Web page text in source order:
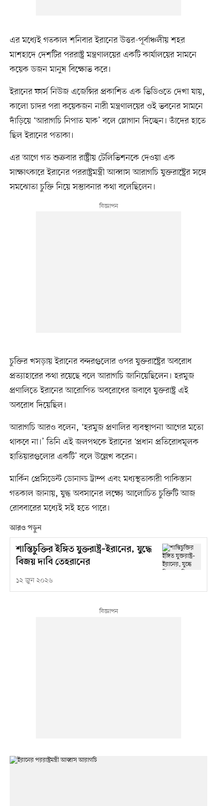
এর মধ্যেই গতকাল শনিবার ইরানের উত্তর-পূর্বাঞ্চলীয় শহর
মাশহাদে দেশটির পররাষ্ট্র মন্ত্রণালয়ের একটি কার্যালয়ের সামনে
কয়েক ডজন মানুষ বিক্ষোভ করে।
ইরানের ফার্স নিউজ এজেন্সির প্রকাশিত এক ভিডিওতে দেখা যায়,
কালো চাদর পরা কয়েকজন নারী মন্ত্রণালয়ের ওই ভবনের সামনে
দাঁড়িয়ে ‘আরাগচি নিপাত যাক’ বলে স্লোগান দিচ্ছেন। তাঁদের হাতে
ছিল ইরানের পতাকা।
এর আগে গত শুক্রবার রাষ্ট্রীয় টেলিভিশনকে দেওয়া এক
সাক্ষাৎকারে ইরানের পররাষ্ট্রমন্ত্রী আব্বাস আরাগচি যুক্তরাষ্ট্রের সঙ্গে
সমঝোতা চুক্তি নিয়ে সম্ভাবনার কথা বলেছিলেন।
চুক্তির খসড়ায় ইরানের বন্দরগুলোর ওপর যুক্তরাষ্ট্রের অবরোধ
প্রত্যাহারের কথা রয়েছে বলে আরাগচি জানিয়েছিলেন। হরমুজ
প্রণালিতে ইরানের আরোপিত অবরোধের জবাবে যুক্তরাষ্ট্র এই
অবরোধ দিয়েছিল।
আরাগচি আরও বলেন, ‘হরমুজ প্রণালির ব্যবস্থাপনা আগের মতো
থাকবে না।’ তিনি এই জলপথকে ইরানের ‘প্রধান প্রতিরোধমূলক
হাতিয়ারগুলোর একটি’ বলে উল্লেখ করেন।
মার্কিন প্রেসিডেন্ট ডোনাল্ড ট্রাম্প এবং মধ্যস্থতাকারী পাকিস্তান
গতকাল জানায়, যুদ্ধ অবসানের লক্ষ্যে আলোচিত চুক্তিটি আজ
রোববারের মধ্যেই সই হতে পারে।
আরও পড়ুন
শান্তিচুক্তির ইঙ্গিত যুক্তরাষ্ট্র–ইরানের, যুদ্ধে
বিজয় দাবি তেহরানের
১২ জুন ২০২৬